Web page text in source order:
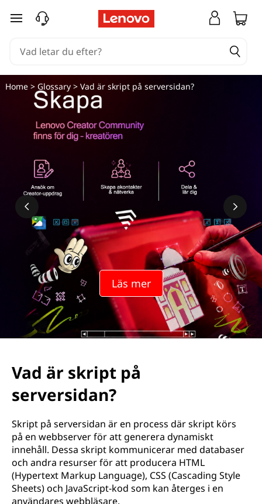
V
ä
s
hoppa vidare till huvudinnehållet
Läs mer
Home> Glossary> Vad är skript på serversidan?
Vad är skript på
serversidan?
Skript på serversidan är en process där skript körs
på en webbserver för att generera dynamiskt
innehåll. Dessa skript kommunicerar med databaser
och andra resurser för att producera HTML
(Hypertext Markup Language), CSS (Cascading Style
Sheets) och JavaScript-kod som kan återges i en
användares webbläsare.